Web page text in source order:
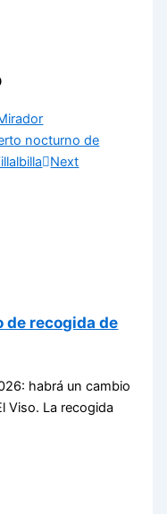
nocturno de
Next
de recogida de
habrá un cambio
Viso. La recogida